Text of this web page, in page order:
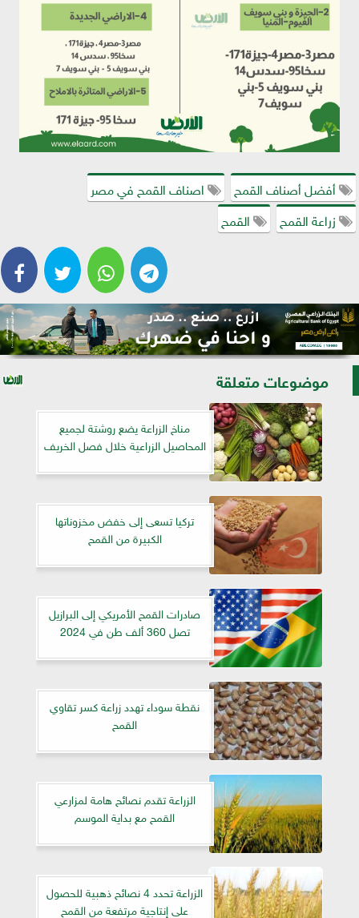
أفضل أصناف القمح
اصناف القمح في مصر
زراعة القمح
القمح
موضوعات متعلقة
مناخ الزراعة يضع روشتة لجميع
المحاصيل الزراعية خلال فصل الخريف
تركيا تسعى إلى خفض مخزوناتها
الكبيرة من القمح
صادرات القمح الأمريكي إلى البرازيل
تصل 360 ألف طن في 2024
نقطة سوداء تهدد زراعة كسر تقاوي
القمح
الزراعة تقدم نصائح هامة لمزارعي
القمح مع بداية الموسم
الزراعة تحدد 4 نصائح ذهبية للحصول
على إنتاجية مرتفعة من القمح